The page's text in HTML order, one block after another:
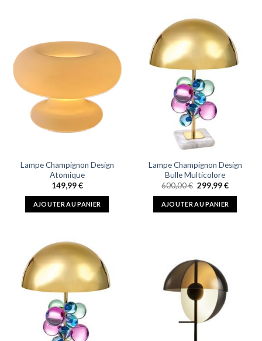
Lampe Champignon Design
Atomique
149,99€
AJOUTER AU PANIER
Lampe Champignon Design
Bulle Multicolore
600,00€ Le
initial
était :
600,00 €.
299,99€Le
est :
299,99 €.
AJOUTER AU PANIER